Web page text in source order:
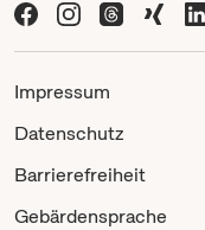
Impressum
Datenschutz
Barrierefreiheit
Gebärdensprache